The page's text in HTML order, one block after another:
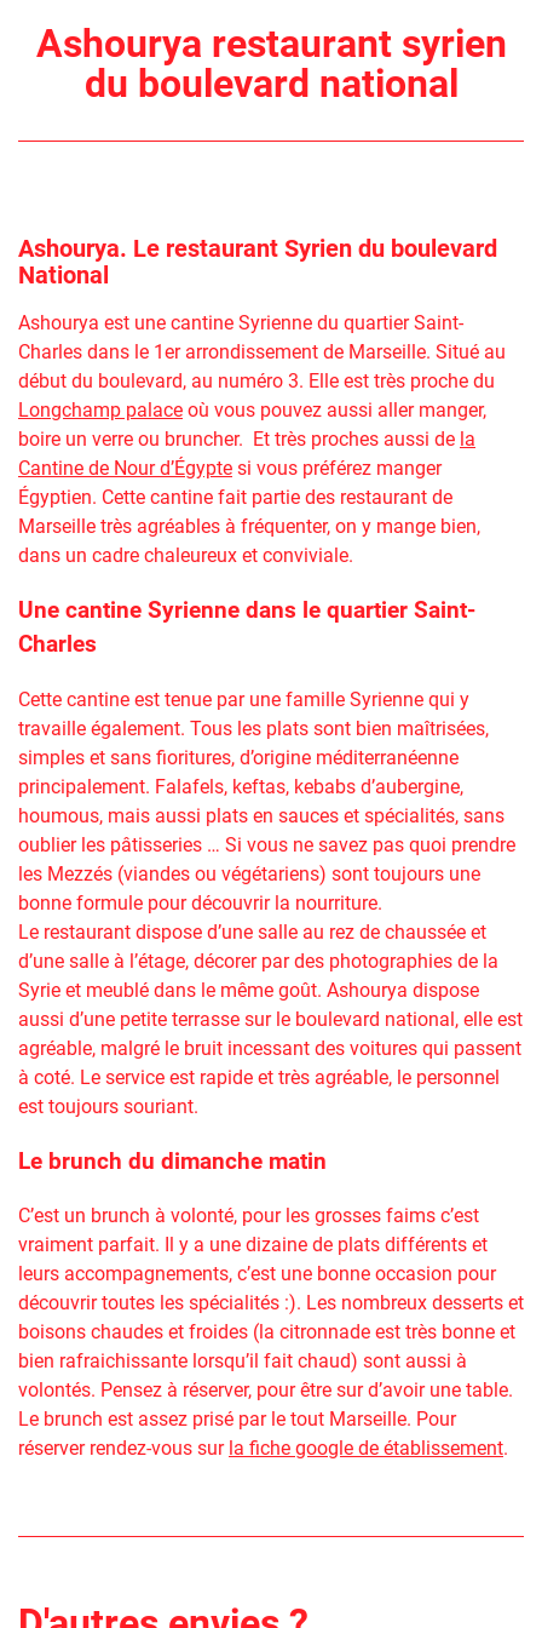
Ashourya restaurant syrien
du boulevard national
Ashourya. Le restaurant Syrien du boulevard
National
Ashourya est une cantine Syrienne du quartier Saint-
Charles dans le 1er arrondissement de Marseille. Situé au
début du boulevard, au numéro 3. Elle est très proche du
Longchamp palace où vous pouvez aussi aller manger,
boire un verre ou bruncher. Et très proches aussi de la
Cantine de Nour d’Égypte si vous préférez manger
Égyptien. Cette cantine fait partie des restaurant de
Marseille très agréables à fréquenter, on y mange bien,
dans un cadre chaleureux et conviviale.
Une cantine Syrienne dans le quartier Saint-
Charles
Cette cantine est tenue par une famille Syrienne qui y
travaille également. Tous les plats sont bien maîtrisées,
simples et sans fioritures, d’origine méditerranéenne
principalement. Falafels, keftas, kebabs d’aubergine,
houmous, mais aussi plats en sauces et spécialités, sans
oublier les pâtisseries … Si vous ne savez pas quoi prendre
les Mezzés (viandes ou végétariens) sont toujours une
bonne formule pour découvrir la nourriture.
Le restaurant dispose d’une salle au rez de chaussée et
d’une salle à l’étage, décorer par des photographies de la
Syrie et meublé dans le même goût. Ashourya dispose
aussi d’une petite terrasse sur le boulevard national, elle est
agréable, malgré le bruit incessant des voitures qui passent
à coté. Le service est rapide et très agréable, le personnel
est toujours souriant.
Le brunch du dimanche matin
C’est un brunch à volonté, pour les grosses faims c’est
vraiment parfait. Il y a une dizaine de plats différents et
leurs accompagnements, c’est une bonne occasion pour
découvrir toutes les spécialités :). Les nombreux desserts et
boisons chaudes et froides (la citronnade est très bonne et
bien rafraichissante lorsqu’il fait chaud) sont aussi à
volontés. Pensez à réserver, pour être sur d’avoir une table.
Le brunch est assez prisé par le tout Marseille. Pour
réserver rendez-vous sur la fiche google de établissement.